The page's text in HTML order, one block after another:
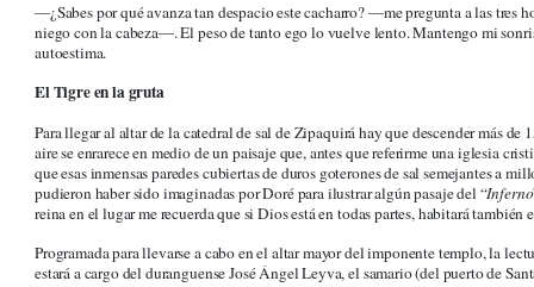
―¿Sabes por qué avanza tan despacio este cacharro? ―me pregunta a las tres
niego con la cabeza―. El peso de tanto ego lo vuelve lento. Mantengo mi
autoestima.
El Tigre en la gruta
Para llegar al altar de la catedral de sal de Zipaquirá hay que descender más
aire se enrarece en medio de un paisaje que, antes que referirme una iglesia
que esas inmensas paredes cubiertas de duros goterones de sal semejantes a
pudieron haber sido imaginadas por Doré para ilustrar algún pasaje del “Inferno
reina en el lugar me recuerda que si Dios está en todas partes, habitará también
Programada para llevarse a cabo en el altar mayor del imponente templo, la
estará a cargo del duranguense José Ángel Leyva, el samario (del puerto de